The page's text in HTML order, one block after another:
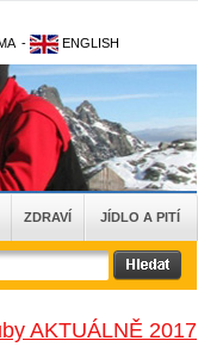
- ENGLISH
ZDRAVÍ JÍDLO A PITÍ
AKTUÁLNĚ 2017